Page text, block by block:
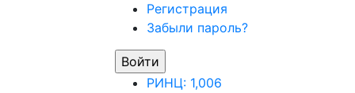
Регистрация
Забыли пароль?
РИНЦ: 1,006